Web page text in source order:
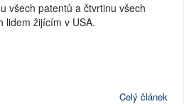
všech patentů a čtvrtinu všech
lidem žijícím v USA.
Celý článek